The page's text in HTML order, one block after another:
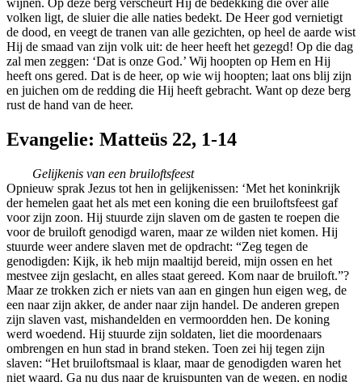
volken ligt, de sluier die alle naties bedekt. De Heer god vernietigt
de dood, en veegt de tranen van alle gezichten, op heel de aarde wist
Hij de smaad van zijn volk uit: de heer heeft het gezegd! Op die dag
zal men zeggen: ‘Dat is onze God.’ Wij hoopten op Hem en Hij
heeft ons gered. Dat is de heer, op wie wij hoopten; laat ons blij zijn
en juichen om de redding die Hij heeft gebracht. Want op deze berg
rust de hand van de heer.
Evangelie: Matteüs 22, 1-14
Gelijkenis van een bruiloftsfeest
Opnieuw sprak Jezus tot hen in gelijkenissen: ‘Met het koninkrijk
der hemelen gaat het als met een koning die een bruiloftsfeest gaf
voor zijn zoon. Hij stuurde zijn slaven om de gasten te roepen die
voor de bruiloft genodigd waren, maar ze wilden niet komen. Hij
stuurde weer andere slaven met de opdracht: “Zeg tegen de
genodigden: Kijk, ik heb mijn maaltijd bereid, mijn ossen en het
mestvee zijn geslacht, en alles staat gereed. Kom naar de bruiloft.”?
Maar ze trokken zich er niets van aan en gingen hun eigen weg, de
een naar zijn akker, de ander naar zijn handel. De anderen grepen
zijn slaven vast, mishandelden en vermoordden hen. De koning
werd woedend. Hij stuurde zijn soldaten, liet die moordenaars
ombrengen en hun stad in brand steken. Toen zei hij tegen zijn
slaven: “Het bruiloftsmaal is klaar, maar de genodigden waren het
niet waard. Ga nu dus naar de kruispunten van de wegen, en nodig